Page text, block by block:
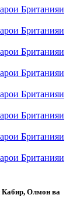
Кабир, Олмон ва